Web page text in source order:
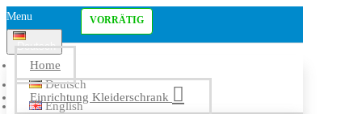
Menu
Deutsch
Deutsch
English
Home
Einrichtung Kleiderschrank
VORRÄTIG